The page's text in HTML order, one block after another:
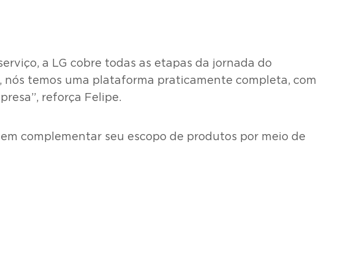
a LG cobre todas as etapas da jornada do
nós temos uma plataforma praticamente completa, com
reforça Felipe.
complementar seu escopo de produtos por meio de